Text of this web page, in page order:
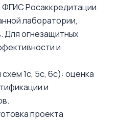
Росаккредитации.
лаборатории,
Для огнезащитных
и
1с, 5с, 6с): оценка
и
проекта